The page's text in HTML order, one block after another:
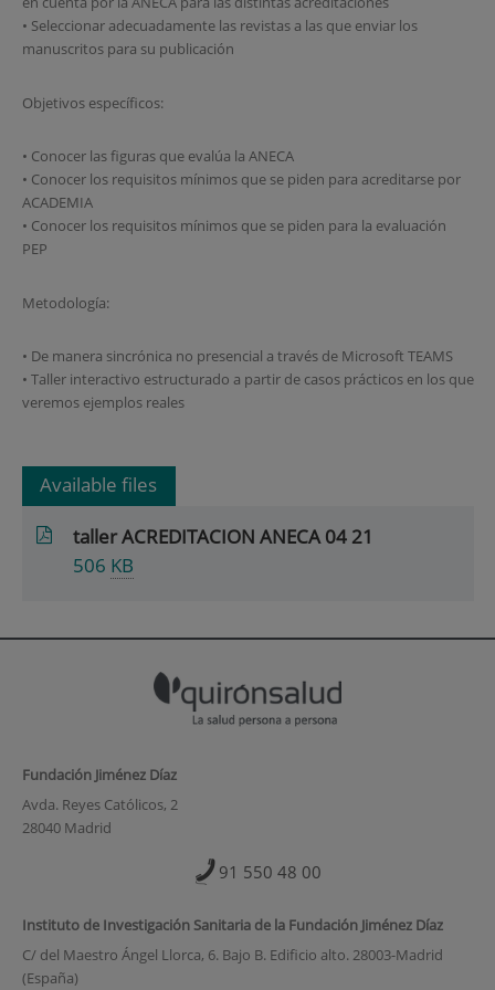
• Seleccionar adecuadamente las revistas a las que enviar los
manuscritos para su publicación
Objetivos específicos:
• Conocer las figuras que evalúa la ANECA
• Conocer los requisitos mínimos que se piden para acreditarse por
ACADEMIA
• Conocer los requisitos mínimos que se piden para la evaluación
PEP
Metodología:
• De manera sincrónica no presencial a través de Microsoft TEAMS
• Taller interactivo estructurado a partir de casos prácticos en los que
veremos ejemplos reales
Available files
taller ACREDITACION ANECA 04 21
506 KB
Fundación Jiménez Díaz
Avda. Reyes Católicos, 2
28040 Madrid
91 550 48 00
Instituto de Investigación Sanitaria de la Fundación Jiménez Díaz
C/ del Maestro Ángel Llorca, 6. Bajo B. Edificio alto. 28003-Madrid
(España)